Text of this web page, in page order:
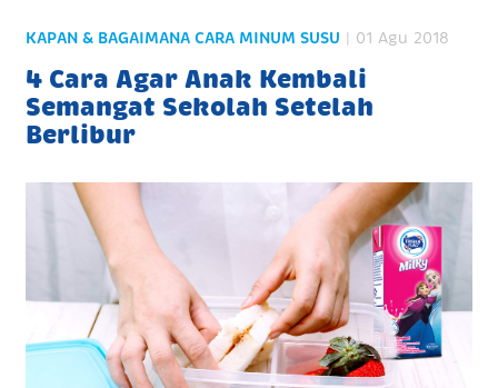
KAPAN & BAGAIMANA CARA MINUM SUSU | 01 Agu 2018
4 Cara Agar Anak Kembali
Semangat Sekolah Setelah
Berlibur